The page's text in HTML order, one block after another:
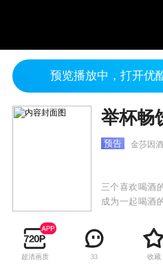
预览播放中，打开优
预告 金莎因
三个喜欢喝酒
成为一起喝酒
性瞿洋面临事
变故，而乖乖
反对。虽是酒
超清画质 33 收藏